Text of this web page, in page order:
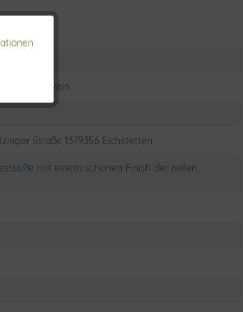
> Rotwein
Straße 1379356 Eichstetten
mit einem schönen Finish der reifen